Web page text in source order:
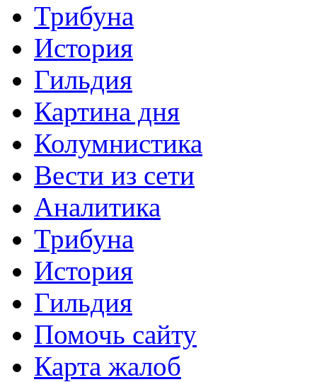
Трибуна
История
Гильдия
Картина дня
Колумнистика
Вести из сети
Аналитика
Трибуна
История
Гильдия
Помочь сайту
Карта жалоб